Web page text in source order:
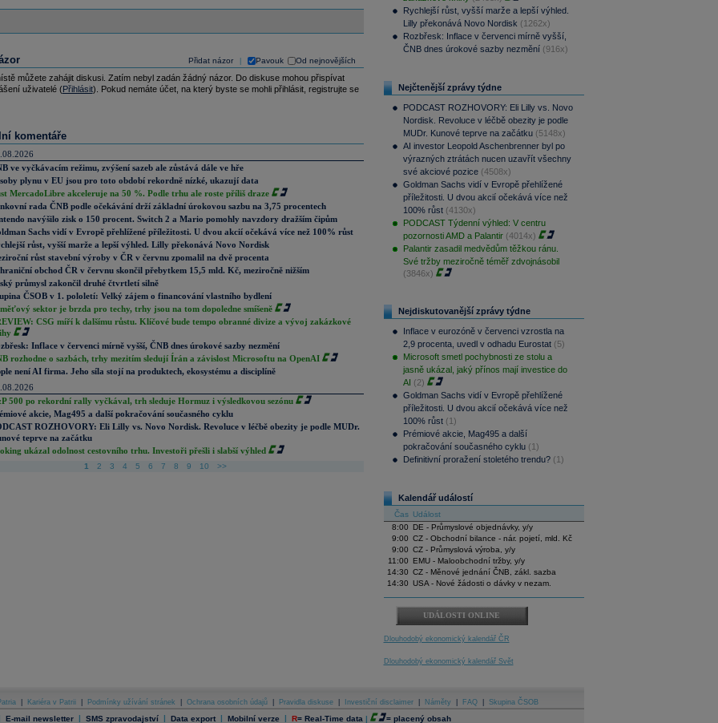
Přidat názor Pavouk Od nejnovějších
můžete zahájit diskusi. Zatím nebyl zadán žádný názor. Do diskuse mohou přispívat
uživatelé (Přihlásit). Pokud nemáte účet, na který byste se mohli přihlásit, registrujte se
komentáře
ve vyčkávacím režimu, zvýšení sazeb ale zůstává dále ve hře
plynu v EU jsou pro toto období rekordně nízké, ukazují data
MercadoLibre akceleruje na 50 %. Podle trhu ale roste příliš draze
rada ČNB podle očekávání drží základní úrokovou sazbu na 3,75 procentech
navýšilo zisk o 150 procent. Switch 2 a Mario pomohly navzdory dražším čipům
Sachs vidí v Evropě přehlížené příležitosti. U dvou akcií očekává více než 100% růst
růst, vyšší marže a lepší výhled. Lilly překonává Novo Nordisk
růst stavební výroby v ČR v červnu zpomalil na dvě procenta
obchod ČR v červnu skončil přebytkem 15,5 mld. Kč, meziročně nižším
průmysl zakončil druhé čtvrtletí silně
ČSOB v 1. pololetí: Velký zájem o financování vlastního bydlení
sektor je brzda pro techy, trhy jsou na tom dopoledne smíšeně
CSG míří k dalšímu růstu. Klíčové bude tempo obranné divize a vývoj zakázkové
Inflace v červenci mírně vyšší, ČNB dnes úrokové sazby nezmění
rozhodne o sazbách, trhy mezitím sledují Írán a závislost Microsoftu na OpenAI
není AI firma. Jeho síla stojí na produktech, ekosystému a disciplíně
500 po rekordní rally vyčkával, trh sleduje Hormuz i výsledkovou sezónu
akcie, Mag495 a další pokračování současného cyklu
ROZHOVORY: Eli Lilly vs. Novo Nordisk. Revoluce v léčbě obezity je podle MUDr.
teprve na začátku
ukázal odolnost cestovního trhu. Investoři přešli i slabší výhled
1 2 3 4 5 6 7 8 9 10 >>
Rychlejší růst, vyšší marže a lepší výhled.
Lilly překonává Novo Nordisk (1262x)
Rozbřesk: Inflace v červenci mírně vyšší,
ČNB dnes úrokové sazby nezmění (916x)
Nejčtenější zprávy týdne
PODCAST ROZHOVORY: Eli Lilly vs. Novo
Nordisk. Revoluce v léčbě obezity je podle
MUDr. Kunové teprve na začátku (5148x)
AI investor Leopold Aschenbrenner byl po
výrazných ztrátách nucen uzavřít všechny
své akciové pozice (4508x)
Goldman Sachs vidí v Evropě přehlížené
příležitosti. U dvou akcií očekává více než
100% růst (4130x)
PODCAST Týdenní výhled: V centru
pozornosti AMD a Palantir (4014x)
Palantir zasadil medvědům těžkou ránu.
Své tržby meziročně téměř zdvojnásobil
(3846x)
Nejdiskutovanější zprávy týdne
Inflace v eurozóně v červenci vzrostla na
2,9 procenta, uvedl v odhadu Eurostat (5)
Microsoft smetl pochybnosti ze stolu a
jasně ukázal, jaký přínos mají investice do
AI (2)
Goldman Sachs vidí v Evropě přehlížené
příležitosti. U dvou akcií očekává více než
100% růst (1)
Prémiové akcie, Mag495 a další
pokračování současného cyklu (1)
Definitivní proražení stoletého trendu? (1)
Kalendář událostí
Čas Událost
8:00
DE - Průmyslové objednávky, y/y
9:00 CZ - Obchodní bilance - nár. pojetí, mld. Kč
9:00 CZ - Průmyslová výroba, y/y
11:00
EMU - Maloobchodní tržby, y/y
14:30 CZ - Měnové jednání ČNB, zákl. sazba
14:30 USA - Nové žádosti o dávky v nezam.
UDÁLOSTI ONLINE
Dlouhodobý ekonomický kalendář ČR
Dlouhodobý ekonomický kalendář Svět
Kariéra v Patrii Podmínky užívání stránek Ochrana osobních údajů Pravidla diskuse Investiční disclaimer Náměty FAQ Skupina ČSOB
E-mail newsletter | SMS zpravodajství | Data export | Mobilní verze | R= Real-Time data | = placený obsah